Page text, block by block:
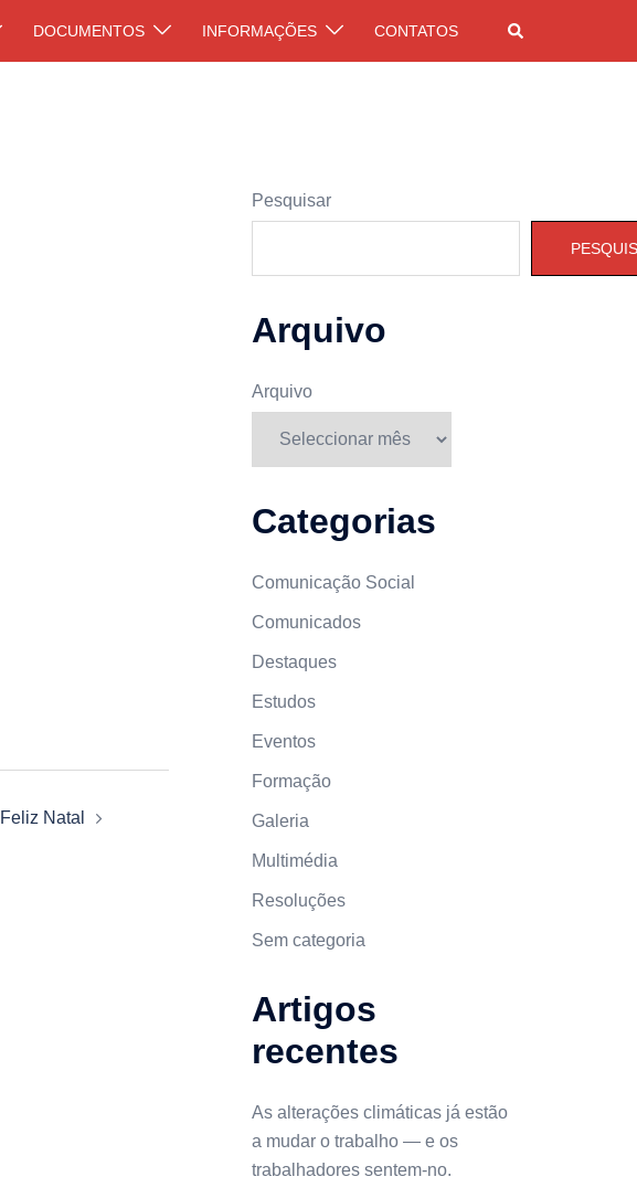
DOCUMENTOS INFORMAÇÕES CONTATOS Pesquisar
Feliz Natal
Pesquisar
Arquivo
Arquivo
Categorias
Comunicação Social
Comunicados
Destaques
Estudos
Eventos
Formação
Galeria
Multimédia
Resoluções
Sem categoria
Artigos
recentes
As alterações climáticas já estão
a mudar o trabalho — e os
trabalhadores sentem-no.